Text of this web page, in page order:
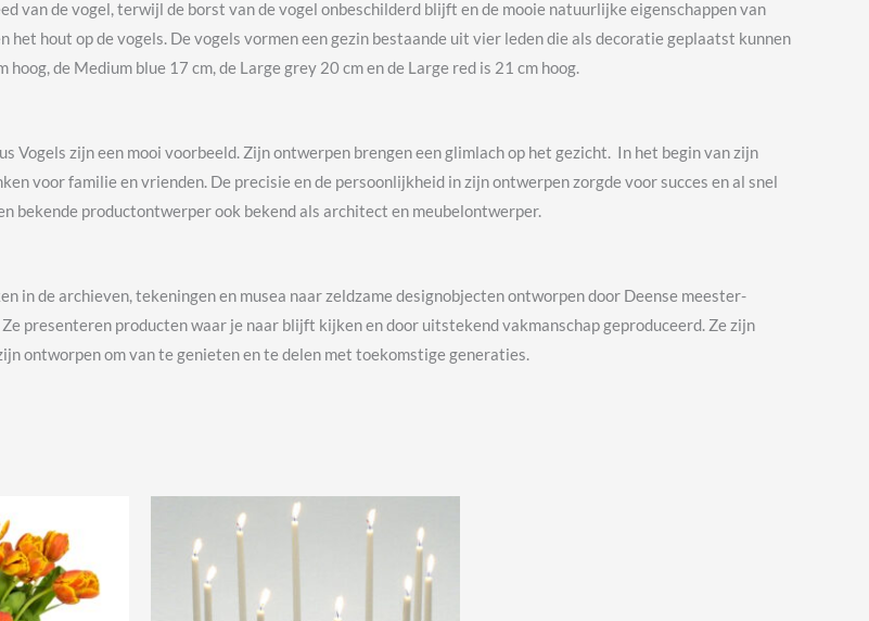
van de vogel, terwijl de borst van de vogel onbeschilderd blijft en de mooie natuurlijke eigenschappen van
hout op de vogels. De vogels vormen een gezin bestaande uit vier leden die als decoratie geplaatst kunnen
de Medium blue 17 cm, de Large grey 20 cm en de Large red is 21 cm hoog.
Vogels zijn een mooi voorbeeld. Zijn ontwerpen brengen een glimlach op het gezicht. In het begin van zijn
voor familie en vrienden. De precisie en de persoonlijkheid in zijn ontwerpen zorgde voor succes en al snel
bekende productontwerper ook bekend als architect en meubelontwerper.
in de archieven, tekeningen en musea naar zeldzame designobjecten ontworpen door Deense meester-
presenteren producten waar je naar blijft kijken en door uitstekend vakmanschap geproduceerd. Ze zijn
ontworpen om van te genieten en te delen met toekomstige generaties.